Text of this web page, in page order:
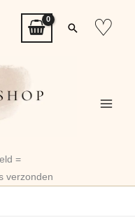
Zoeken
♡
=
verzonden